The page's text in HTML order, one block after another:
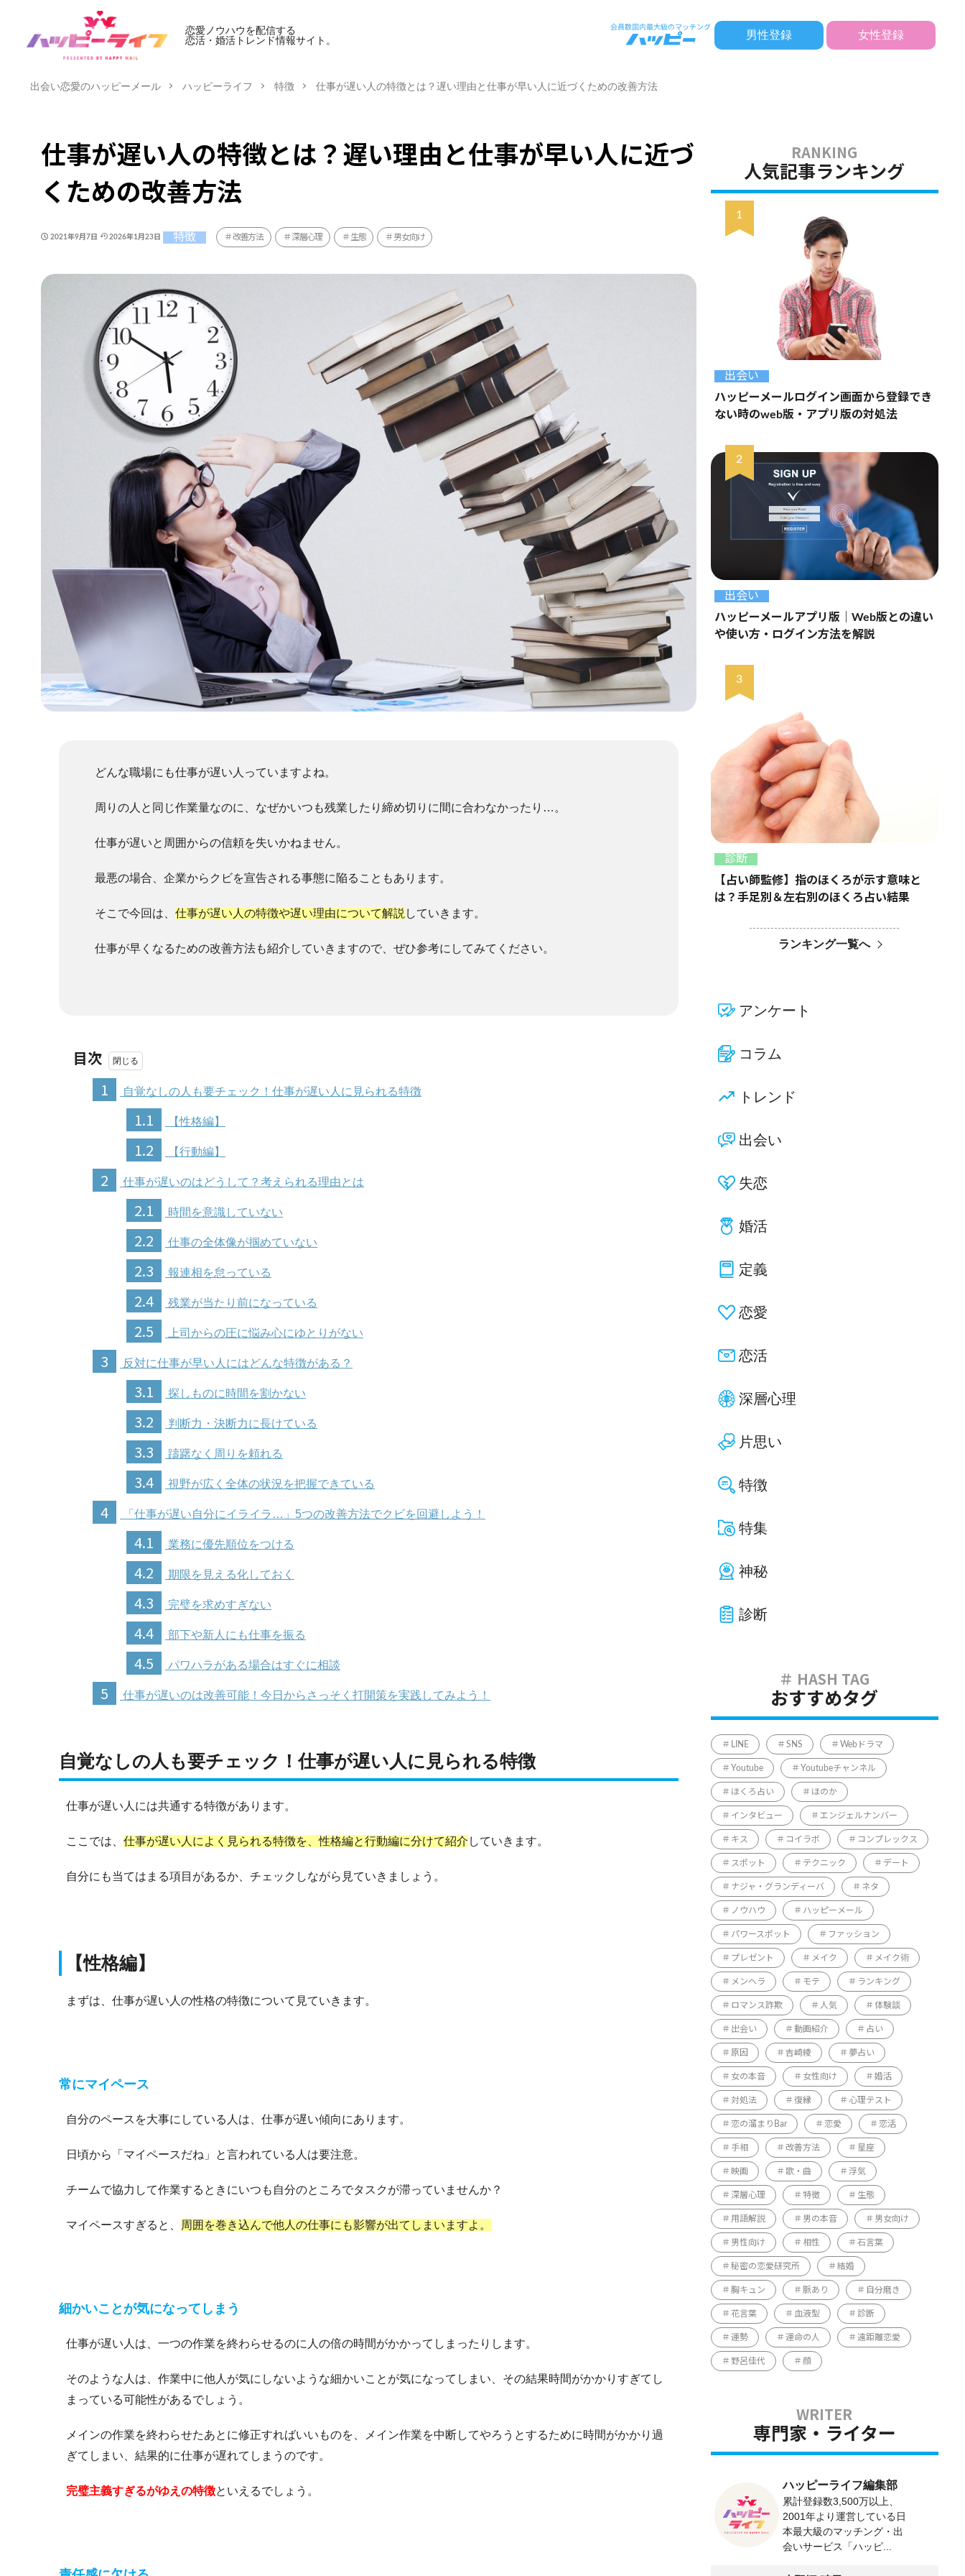
恋愛ノウハウを配信する
恋活・婚活トレンド情報サイト。
男性登録 女性登録
出会い恋愛のハッピーメール ハッピーライフ 特徴 仕事が遅い人の特徴とは？遅い理由と仕事が早い人に近づくための改善方法
仕事が遅い人の特徴とは？遅い理由と仕事が早い人に近づ
くための改善方法
2021年9月7日 2026年1月23日 特徴 改善方法 深層心理 生態 男女向け
どんな職場にも仕事が遅い人っていますよね。
周りの人と同じ作業量なのに、なぜかいつも残業したり締め切りに間に合わなかったり…。
仕事が遅いと周囲からの信頼を失いかねません。
最悪の場合、企業からクビを宣告される事態に陥ることもあります。
そこで今回は、 仕事が遅い人の特徴や遅い理由について解説 していきます。
仕事が早くなるための改善方法も紹介していきますので、ぜひ参考にしてみてください。
目次
1
自覚なしの人も要チェック！仕事が遅い人に見られる特徴
1.1 【性格編】
1.2 【行動編】
2 仕事が遅いのはどうして？考えられる理由とは
2.1 時間を意識していない
2.2 仕事の全体像が掴めていない
2.3 報連相を怠っている
2.4 残業が当たり前になっている
2.5 上司からの圧に悩み心にゆとりがない
3 反対に仕事が早い人にはどんな特徴がある？
3.1 探しものに時間を割かない
3.2 判断力・決断力に長けている
3.3 躊躇なく周りを頼れる
3.4 視野が広く全体の状況を把握できている
4 「仕事が遅い自分にイライラ…」5つの改善方法でクビを回避しよう！
4.1 業務に優先順位をつける
4.2 期限を見える化しておく
4.3 完璧を求めすぎない
4.4 部下や新人にも仕事を振る
4.5 パワハラがある場合はすぐに相談
5 仕事が遅いのは改善可能！今日からさっそく打開策を実践してみよう！
自覚なしの人も要チェック！仕事が遅い人に見られる特徴
仕事が遅い人には共通する特徴があります。
ここでは、 仕事が遅い人によく見られる特徴を、性格編と行動編に分けて紹介 していきます。
自分にも当てはまる項目があるか、チェックしながら見ていきましょう。
【性格編】
まずは、仕事が遅い人の性格の特徴について見ていきます。
常にマイペース
自分のペースを大事にしている人は、仕事が遅い傾向にあります。
日頃から「マイペースだね」と言われている人は要注意。
チームで協力して作業するときにいつも自分のところでタスクが滞っていませんか？
マイペースすぎると、 周囲を巻き込んで他人の仕事にも影響が出てしまいますよ。
細かいことが気になってしまう
仕事が遅い人は、一つの作業を終わらせるのに人の倍の時間がかかってしまったりします。
そのような人は、作業中に他人が気にしないような細かいことが気になってしまい、その結果時間がかかりすぎてし
まっている可能性があるでしょう。
メインの作業を終わらせたあとに修正すればいいものを、メイン作業を中断してやろうとするために時間がかかり過
ぎてしまい、結果的に仕事が遅れてしまうのです。
完璧主義すぎるがゆえの特徴といえるでしょう。
人気記事ランキング
出会い
ハッピーメールログイン画面から登録でき
ない時のweb版・アプリ版の対処法
出会い
ハッピーメールアプリ版｜Web版との違い
や使い方・ログイン方法を解説
診断
【占い師監修】指のほくろが示す意味と
は？手足別＆左右別のほくろ占い結果
ランキング一覧へ
アンケート
コラム
トレンド
出会い
失恋
婚活
定義
恋愛
恋活
深層心理
片思い
特徴
特集
神秘
診断
おすすめタグ
LINE SNS Webドラマ
Youtube Youtubeチャンネル
ほくろ占い ほのか
インタビュー エンジェルナンバー
キス コイラボ コンプレックス
スポット テクニック デート
ナジャ・グランディーバ ネタ
ノウハウ ハッピーメール
パワースポット ファッション
プレゼント メイク メイク術
メンヘラ モテ ランキング
ロマンス詐欺 人気 体験談
出会い 動画紹介 占い
原因 吉崎綾 夢占い
女の本音 女性向け 婚活
対処法 復縁 心理テスト
恋の溜まりBar 恋愛 恋活
手相 改善方法 星座
映画 歌・曲 浮気
深層心理 特徴 生態
用語解説 男の本音 男女向け
男性向け 相性 石言葉
秘密の恋愛研究所 結婚
胸キュン 脈あり 自分磨き
花言葉 血液型 診断
運勢 運命の人 遠距離恋愛
野呂佳代 顔
専門家・ライター
ハッピーライフ編集部
累計登録数3,500万以上、
2001年より運営している日
本最大級のマッチング・出
会いサービス「ハッピ...